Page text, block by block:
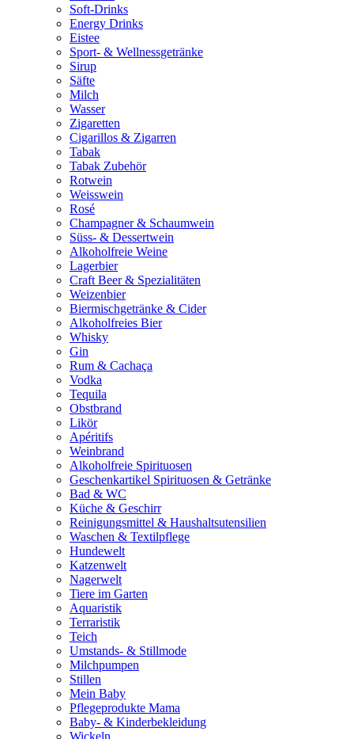
Soft-Drinks
Energy Drinks
Eistee
Sport- & Wellnessgetränke
Sirup
Säfte
Milch
Wasser
Zigaretten
Cigarillos & Zigarren
Tabak
Tabak Zubehör
Rotwein
Weisswein
Rosé
Champagner & Schaumwein
Süss- & Dessertwein
Alkoholfreie Weine
Lagerbier
Craft Beer & Spezialitäten
Weizenbier
Biermischgetränke & Cider
Alkoholfreies Bier
Whisky
Gin
Rum & Cachaça
Vodka
Tequila
Obstbrand
Likör
Apéritifs
Weinbrand
Alkoholfreie Spirituosen
Geschenkartikel Spirituosen & Getränke
Bad & WC
Küche & Geschirr
Reinigungsmittel & Haushaltsutensilien
Waschen & Textilpflege
Hundewelt
Katzenwelt
Nagerwelt
Tiere im Garten
Aquaristik
Terraristik
Teich
Umstands- & Stillmode
Milchpumpen
Stillen
Mein Baby
Pflegeprodukte Mama
Baby- & Kinderbekleidung
Wickeln